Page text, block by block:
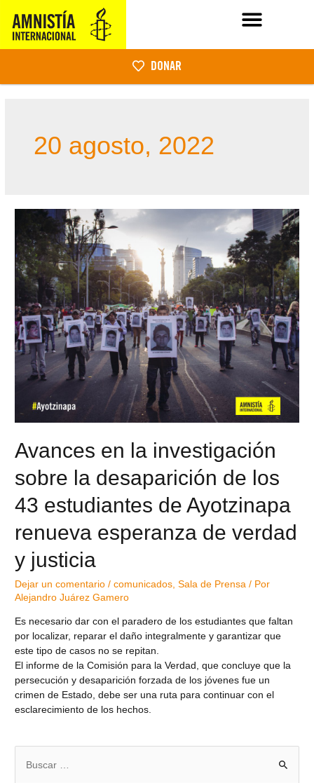
DONAR
20 agosto, 2022
Avances en la investigación
sobre la desaparición de los
43 estudiantes de Ayotzinapa
renueva esperanza de verdad
y justicia
Dejar un comentario /comunicados,Sala de Prensa / Por
Alejandro Juárez Gamero
Es necesario dar con el paradero de los estudiantes que faltan
por localizar, reparar el daño integralmente y garantizar que
este tipo de casos no se repitan.
El informe de la Comisión para la Verdad, que concluye que la
persecución y desaparición forzada de los jóvenes fue un
crimen de Estado, debe ser una ruta para continuar con el
esclarecimiento de los hechos.